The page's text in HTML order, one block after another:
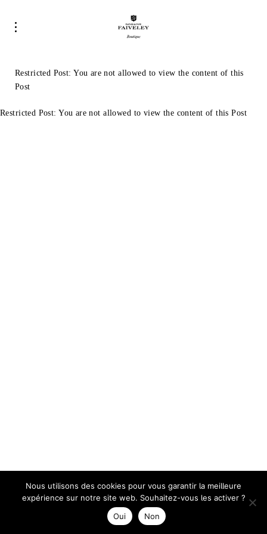
Restricted Post: You are not allowed to view the content of this
Post
Restricted Post: You are not allowed to view the content of this Post
Nous utilisons des cookies pour vous garantir la meilleure
expérience sur notre site web. Souhaitez-vous les activer ?
Oui
Non